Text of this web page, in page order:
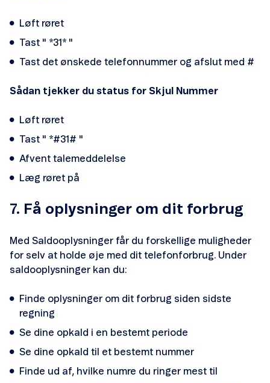
Løft røret
Tast " *31* "
Tast det ønskede telefonnummer og afslut med #
Sådan tjekker du status for Skjul Nummer
Løft røret
Tast " *#31# "
Afvent talemeddelelse
Læg røret på
7. Få oplysninger om dit forbrug
Med Saldooplysninger får du forskellige muligheder
for selv at holde øje med dit telefonforbrug. Under
saldooplysninger kan du:
Finde oplysninger om dit forbrug siden sidste
regning
Se dine opkald i en bestemt periode
Se dine opkald til et bestemt nummer
Finde ud af, hvilke numre du ringer mest til